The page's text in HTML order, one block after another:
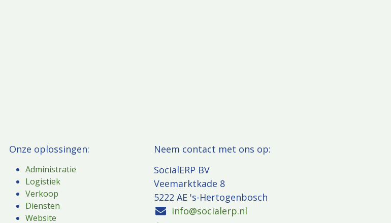
Onze oplossingen:
Administratie
Logistiek
Verkoop
Diensten
Website
​Neem contact met ons op:
SocialERP BV
Veemarktkade 8
5222 AE 's-Hertogenbosch
info@socialerp.nl